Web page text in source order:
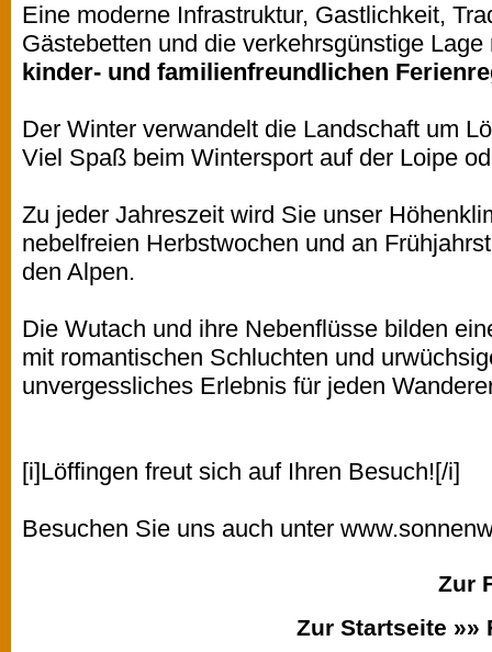
Eine moderne Infrastruktur, Gastlichkeit,
Gästebetten und die verkehrsgünstige
kinder- und familienfreundlichen
Der Winter verwandelt die Landschaft um
Viel Spaß beim Wintersport auf der Loipe
Zu jeder Jahreszeit wird Sie unser
nebelfreien Herbstwochen und an
den Alpen.
Die Wutach und ihre Nebenflüsse bilden
mit romantischen Schluchten und
unvergessliches Erlebnis für jeden
[i]Löffingen freut sich auf Ihren Besuch![/i]
Besuchen Sie uns auch unter
Zur
Zur Startseite »»